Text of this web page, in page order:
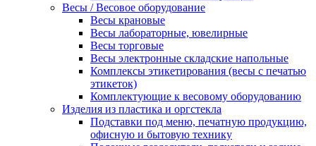
Весы / Весовое оборудование
Весы крановые
Весы лабораторные, ювелирные
Весы торговые
Весы электронные складские напольные
Комплексы этикетирования (весы с печатью
этикеток)
Комплектующие к весовому оборудованию
Изделия из пластика и оргстекла
Подставки под меню, печатную продукцию,
офисную и бытовую технику